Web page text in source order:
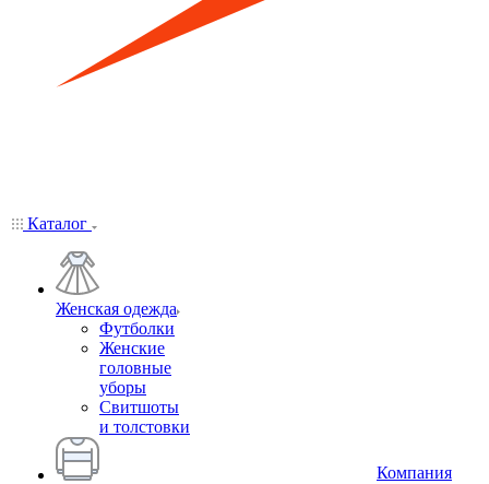
Каталог
Женская одежда
Футболки
Женские
головные
уборы
Свитшоты
и толстовки
Компания